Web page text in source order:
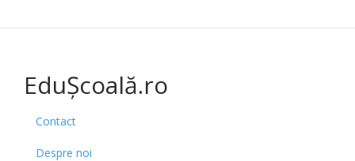
EduȘcoală.ro
Contact
Despre noi